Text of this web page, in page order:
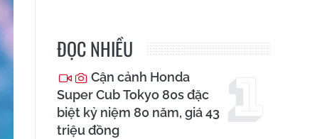
ĐỌC NHIỀU
Cận cảnh Honda
Super Cub Tokyo 80s đặc
biệt kỷ niệm 80 năm, giá 43
triệu đồng